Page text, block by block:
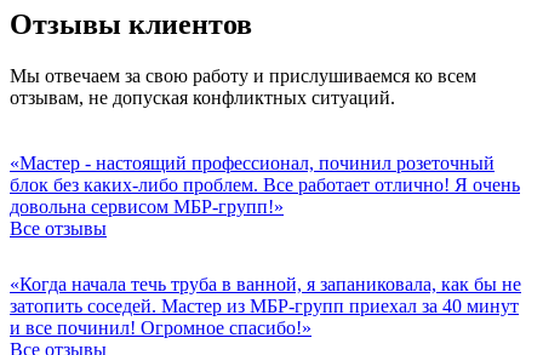
Отзывы клиентов
Мы отвечаем за свою работу и прислушиваемся ко всем
отзывам, не допуская конфликтных ситуаций.
«Мастер - настоящий профессионал, починил розеточный
блок без каких-либо проблем. Все работает отлично! Я очень
довольна сервисом МБР-групп!»
Все отзывы
«Когда начала течь труба в ванной, я запаниковала, как бы не
затопить соседей. Мастер из МБР-групп приехал за 40 минут
и все починил! Огромное спасибо!»
Все отзывы